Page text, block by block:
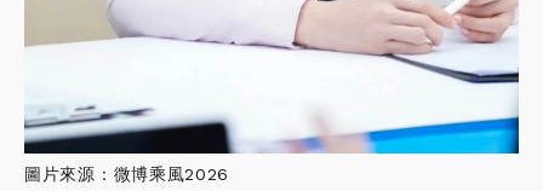
圖片來源：微博乘風2026